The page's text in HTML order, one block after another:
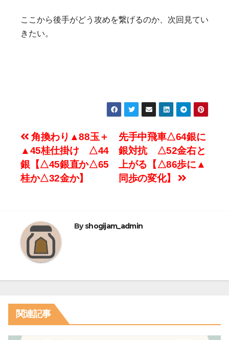
ここから後手がどう攻めを繋げるのか、次回見てい
きたい。
投
稿
ナ
ゲ
ー
シ
ン
先手中飛車△64銀に
銀対抗 △52金右と
上がる【△86歩に▲
同歩の変化】
角換わり▲88玉＋
▲45桂仕掛け △44
銀【△45銀直か△65
桂か△32金か】
Byshogijam_admin
関連記事